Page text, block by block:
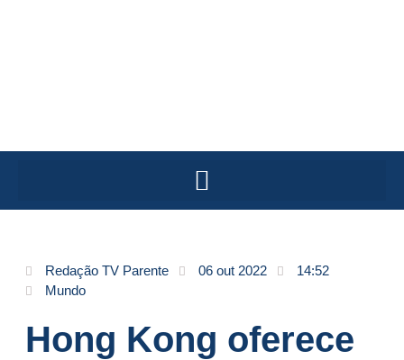
Redação TV Parente 06 out 2022
14:52
Mundo
Hong Kong oferece